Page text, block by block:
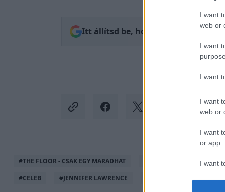
I want
web or
I want
I want
I want
web or
I want
or app.
I want
I want
Itt állítsd be, hogy az RTL.hu az
#THE FLOOR - CSAK EGY MARADHAT #
#CELEB #JENNIFER LAWRENCE HUGH JACKMAN #